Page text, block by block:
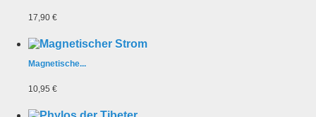
17,90 €
Magnetische...
10,95 €